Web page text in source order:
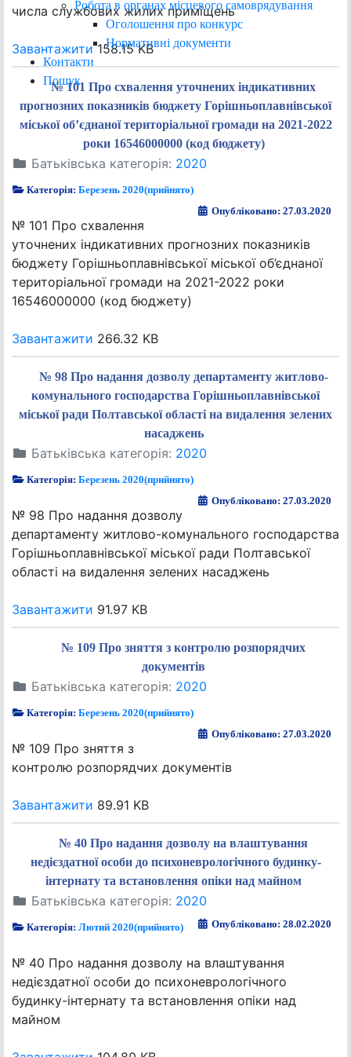
Робота в органах місцевого самоврядування
Оголошення про конкурс
Нормативні документи
Контакти
Пошук
числа службових жилих приміщень
Завантажити158.15 KB
№ 101 Про схвалення уточнених індикативних
прогнозних показників бюджету Горішньоплавнівської
міської об’єднаної територіальної громади на 2021-2022
роки 16546000000 (код бюджету)
Батьківська категорія: 2020
Категорія:Березень 2020(прийнято)
Опубліковано: 27.03.2020
№ 101 Про схвалення
уточнених індикативних прогнозних показників
бюджету Горішньоплавнівської міської об’єднаної
територіальної громади на 2021-2022 роки
16546000000 (код бюджету)
Завантажити 266.32 KB
№ 98 Про надання дозволу департаменту житлово-
комунального господарства Горішньоплавнівської
міської ради Полтавської області на видалення зелених
насаджень
Батьківська категорія: 2020
Категорія:Березень 2020(прийнято)
Опубліковано: 27.03.2020
№ 98 Про надання дозволу
департаменту житлово-комунального господарства
Горішньоплавнівської міської ради Полтавської
області на видалення зелених насаджень
Завантажити 91.97 KB
№ 109 Про зняття з контролю розпорядчих
документів
Батьківська категорія: 2020
Категорія:Березень 2020(прийнято)
Опубліковано: 27.03.2020
№ 109 Про зняття з
контролю розпорядчих документів
Завантажити 89.91 KB
№ 40 Про надання дозволу на влаштування
недієздатної особи до психоневрологічного будинку-
інтернату та встановлення опіки над майном
Батьківська категорія: 2020
Категорія:Лютий 2020(прийнято) Опубліковано: 28.02.2020
№ 40 Про надання дозволу на влаштування
недієздатної особи до психоневрологічного
будинку-інтернату та встановлення опіки над
майном